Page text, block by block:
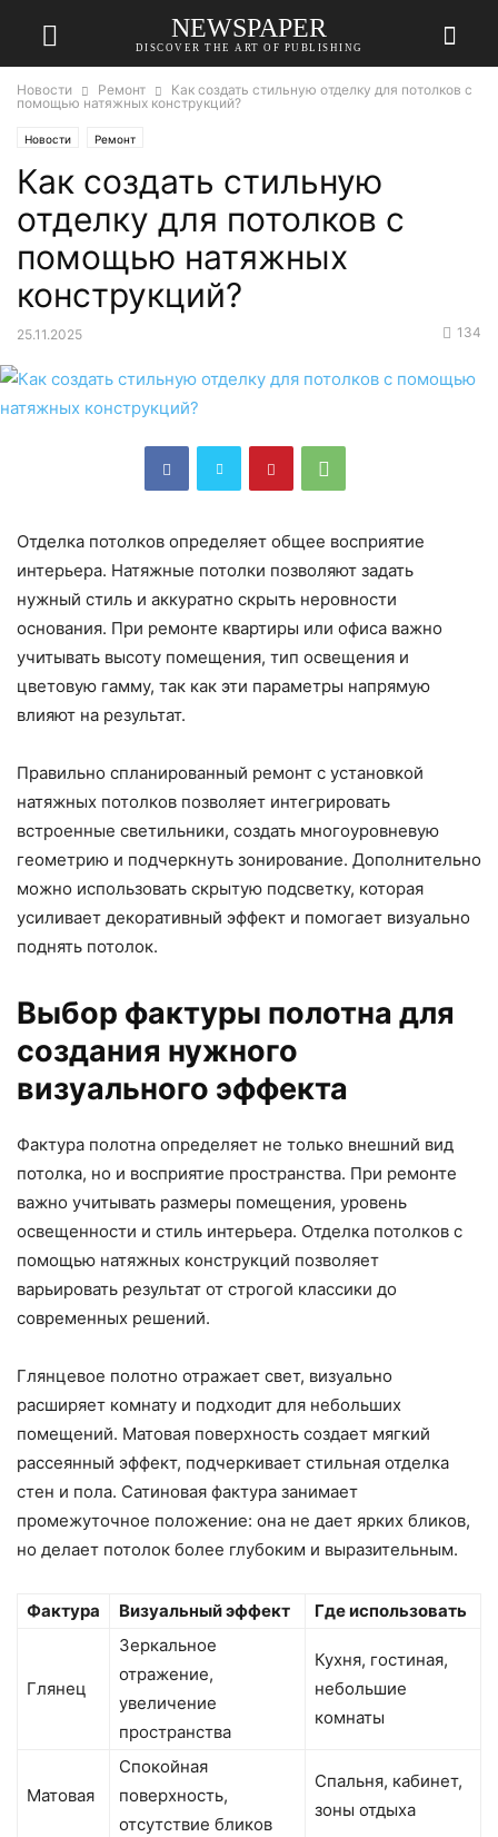
NEWSPAPER
DISCOVER THE ART OF PUBLISHING
Новости Ремонт
Как создать стильную отделку для потолков с
помощью натяжных конструкций?
Новости Ремонт
Как создать стильную
отделку для потолков с
помощью натяжных
конструкций?
25.11.2025 134
Отделка потолков определяет общее восприятие
интерьера. Натяжные потолки позволяют задать
нужный стиль и аккуратно скрыть неровности
основания. При ремонте квартиры или офиса важно
учитывать высоту помещения, тип освещения и
цветовую гамму, так как эти параметры напрямую
влияют на результат.
Правильно спланированный ремонт с установкой
натяжных потолков позволяет интегрировать
встроенные светильники, создать многоуровневую
геометрию и подчеркнуть зонирование. Дополнительно
можно использовать скрытую подсветку, которая
усиливает декоративный эффект и помогает визуально
поднять потолок.
Выбор фактуры полотна для
создания нужного
визуального эффекта
Фактура полотна определяет не только внешний вид
потолка, но и восприятие пространства. При ремонте
важно учитывать размеры помещения, уровень
освещенности и стиль интерьера. Отделка потолков с
помощью натяжных конструкций позволяет
варьировать результат от строгой классики до
современных решений.
Глянцевое полотно отражает свет, визуально
расширяет комнату и подходит для небольших
помещений. Матовая поверхность создает мягкий
рассеянный эффект, подчеркивает стильная отделка
стен и пола. Сатиновая фактура занимает
промежуточное положение: она не дает ярких бликов,
но делает потолок более глубоким и выразительным.
Фактура Визуальный эффект Где использовать
Глянец
Зеркальное
отражение,
увеличение
пространства
Кухня, гостиная,
небольшие
комнаты
Матовая
Спокойная
поверхность,
отсутствие бликов
Спальня, кабинет,
зоны отдыха